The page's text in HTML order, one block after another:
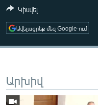
ԱՐԽԻՎ
ՏԵՍԱՆՅՈՒԹԵՐ
Հայերեն
Կիսվել
Ավելացրեք մեզ Google-ում
Արխիվ